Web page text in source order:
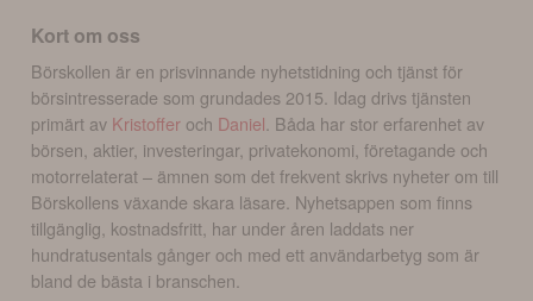
Kort om oss
Börskollen är en prisvinnande nyhetstidning och tjänst för
börsintresserade som grundades 2015. Idag drivs tjänsten
primärt av Kristoffer och Daniel . Båda har stor erfarenhet av
börsen, aktier, investeringar, privatekonomi, företagande och
motorrelaterat – ämnen som det frekvent skrivs nyheter om till
Börskollens växande skara läsare. Nyhetsappen som finns
tillgänglig, kostnadsfritt, har under åren laddats ner
hundratusentals gånger och med ett användarbetyg som är
bland de bästa i branschen.